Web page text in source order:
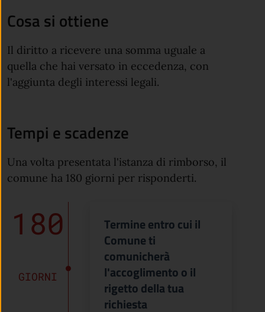
Cosa si ottiene
Il diritto a ricevere una somma uguale a
quella che hai versato in eccedenza, con
l'aggiunta degli interessi legali.
Tempi e scadenze
Una volta presentata l'istanza di rimborso, il
comune ha 180 giorni per risponderti.
180
GIORNI
Termine entro cui il
Comune ti
comunicherà
l'accoglimento o il
rigetto della tua
richiesta